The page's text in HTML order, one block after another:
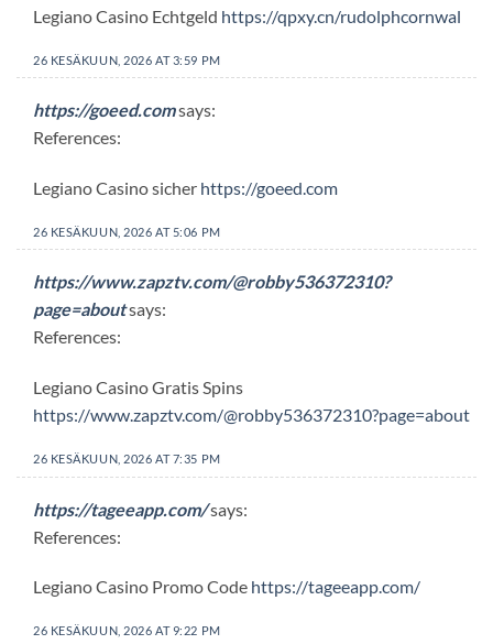
Legiano Casino Echtgeld https://qpxy.cn/rudolphcornwal
26 KESÄKUUN, 2026 AT 3:59 PM
https://goeed.comsays:
References:
Legiano Casino sicher https://goeed.com
26 KESÄKUUN, 2026 AT 5:06 PM
https://www.zapztv.com/@robby536372310?
page=aboutsays:
References:
Legiano Casino Gratis Spins
https://www.zapztv.com/@robby536372310?page=about
26 KESÄKUUN, 2026 AT 7:35 PM
https://tageeapp.com/says:
References:
Legiano Casino Promo Code https://tageeapp.com/
26 KESÄKUUN, 2026 AT 9:22 PM